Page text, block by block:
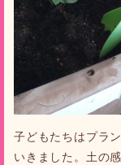
子どもたちはプラ
いきました。土の